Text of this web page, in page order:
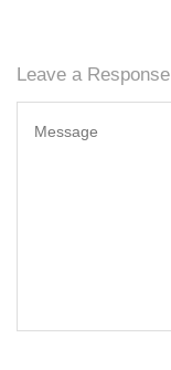
Leave a Response